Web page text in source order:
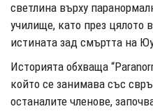
светлина върху
училище, като през цялото
истината зад смъртта на
Историята обхваща
който се занимава със
останалите членове,